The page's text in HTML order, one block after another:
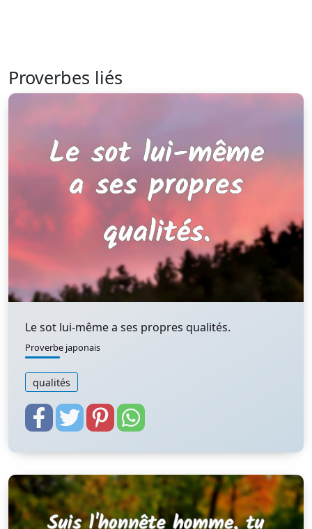
Proverbes liés
Le sot lui-même a ses propres qualités.
Proverbe japonais
qualités